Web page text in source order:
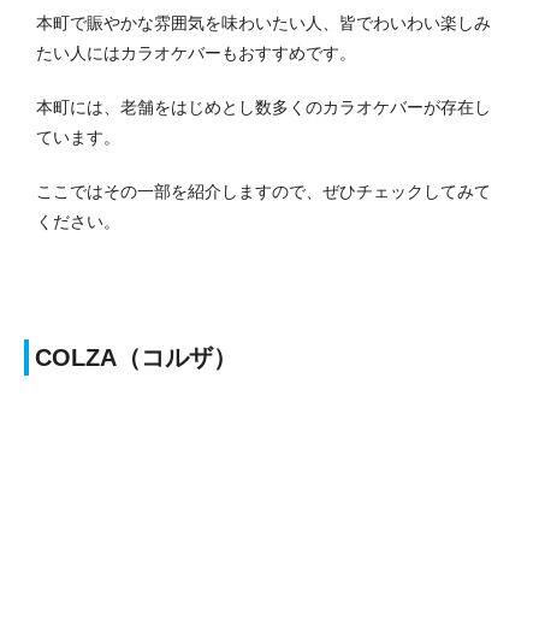
本町で賑やかな雰囲気を味わいたい人、皆でわいわい楽しみ
たい人にはカラオケバーもおすすめです。
本町には、老舗をはじめとし数多くのカラオケバーが存在し
ています。
ここではその一部を紹介しますので、ぜひチェックしてみて
ください。
COLZA（コルザ）